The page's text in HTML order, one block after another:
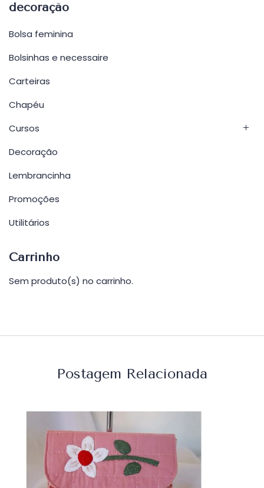
decoração
Bolsa feminina
Bolsinhas e necessaire
Carteiras
Chapéu
Cursos
Decoração
Lembrancinha
Promoções
Utilitários
Carrinho
Sem produto(s) no carrinho.
Postagem Relacionada